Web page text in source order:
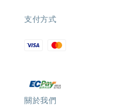
支付方式
關於我們